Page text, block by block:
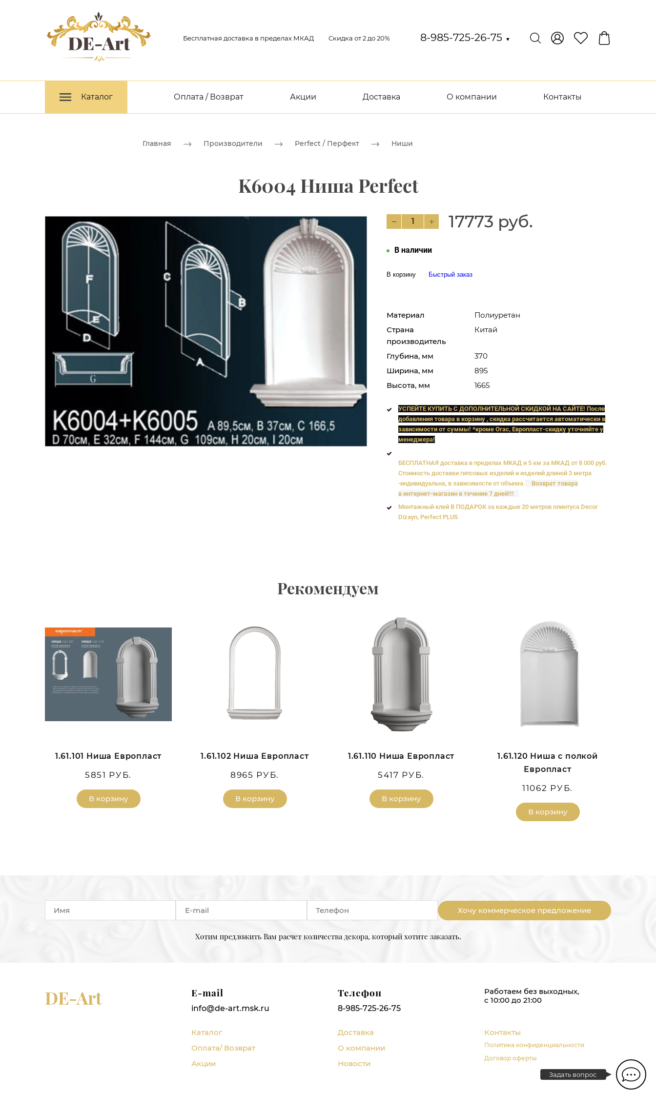
Бесплатная доставка в пределах МКАД Скидка от 2 до 20% 8-985-725-26-75 ▼
Каталог Оплата / Возврат Акции Доставка О компании Контакты
Задать вопрос
Главная Производители Perfect / Перфект Ниши
K6004 Ниша Perfect
17773 руб.
В наличии
В корзину Быстрый заказ
Материал
Полиуретан
Страна
производитель
Китай
Глубина, мм
370
Ширина, мм
895
Высота, мм
1665
УСПЕЙТЕ КУПИТЬ C ДОПОЛНИТЕЛЬНОЙ СКИДКОЙ НА САЙТЕ! После
добавления товара в корзину , скидка рассчитается автоматически в
зависимости от суммы! *кроме Orac, Европласт-скидку уточняйте у
менеджера!
БЕСПЛАТНАЯ доставка в пределах МКАД и 5 км за МКАД от 8 000 руб.
Стоимость доставки гипсовых изделий и изделий длиной 3 метра
-индивидуальна, в зависимости от объема.
Возврат товара
в интернет-магазин в течение 7 дней!!!
Монтажный клей В ПОДАРОК за каждые 20 метров плинтуса Decor
Dizayn, Perfect PLUS
Рекомендуем
1.61.101 Ниша Европласт
5851 РУБ.
В корзину
1.61.102 Ниша Европласт
8965 РУБ.
В корзину
1.61.110 Ниша Европласт
5417 РУБ.
В корзину
1.61.120 Ниша с полкой
Европласт
11062 РУБ.
В корзину
Хочу коммерческое предложение
Хотим предложить Вам расчет количества декора, который хотите заказать.
DE-Art E-mail
info@de-art.msk.ru
Телефон
8-985-725-26-75
Работаем без выходных,
с 10:00 до 21:00
Каталог
Оплата/ Возврат
Акции
Доставка
О компании
Новости
Контакты
Политика конфиденциальности
Договор оферты